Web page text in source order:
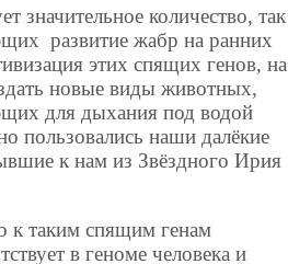
значительное количество, так
развитие жабр на ранних
этих спящих генов, на
новые виды животных,
для дыхания под водой
пользовались наши далёкие
к нам из Звёздного Ирия
к таким спящим генам
в геноме человека и